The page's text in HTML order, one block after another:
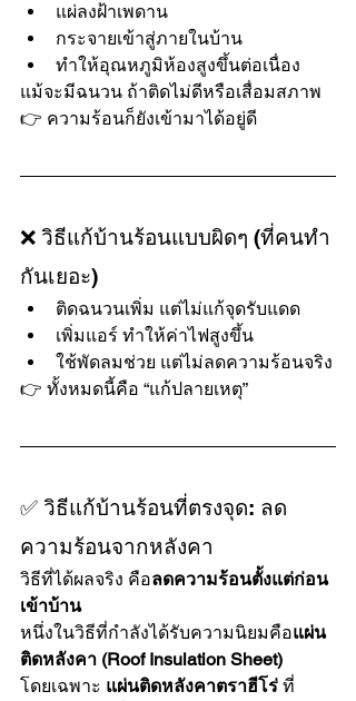
แผ่ลงฝ้าเพดาน
กระจายเข้าสู่ภายในบ้าน
ทำให้อุณหภูมิห้องสูงขึ้นต่อเนื่อง
แม้จะมีฉนวน ถ้าติดไม่ดีหรือเสื่อมสภาพ
👉 ความร้อนก็ยังเข้ามาได้อยู่ดี
❌ วิธีแก้บ้านร้อนแบบผิดๆ (ที่คนทำ
กันเยอะ)
ติดฉนวนเพิ่ม แต่ไม่แก้จุดรับแดด
เพิ่มแอร์ ทำให้ค่าไฟสูงขึ้น
ใช้พัดลมช่วย แต่ไม่ลดความร้อนจริง
👉 ทั้งหมดนี้คือ “แก้ปลายเหตุ”
✅ วิธีแก้บ้านร้อนที่ตรงจุด: ลด
ความร้อนจากหลังคา
วิธีที่ได้ผลจริง คือลดความร้อนตั้งแต่ก่อน
เข้าบ้าน
หนึ่งในวิธีที่กำลังได้รับความนิยมคือแผ่น
ติดหลังคา (Roof Insulation Sheet)
โดยเฉพาะ แผ่นติดหลังคาตราฮีโร่ ที่